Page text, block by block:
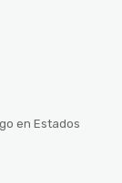
en Estados